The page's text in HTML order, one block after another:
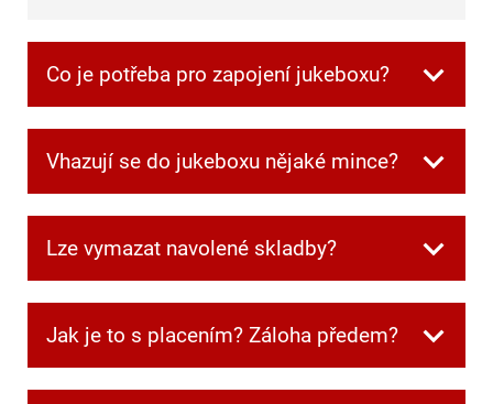
Co je potřeba pro zapojení jukeboxu?
převzetí. Jen je potřeba mít jednu zásuvku
reprobedny.
Vhazují se do jukeboxu nějaké mince?
kredity.
Lze vymazat navolené skladby?
ostatní nechtějí poslouchat, můžete frontu
Jak je to s placením? Záloha předem?